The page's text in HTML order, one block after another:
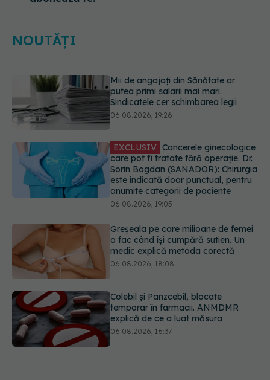
NOUTĂȚI
Mii de angajați din Sănătate ar
putea primi salarii mai mari.
Sindicatele cer schimbarea legii
06.08.2026, 19:26
EXCLUSIV
Cancerele ginecologice
care pot fi tratate fără operație. Dr.
Sorin Bogdan (SANADOR): Chirurgia
este indicată doar punctual, pentru
anumite categorii de paciente
06.08.2026, 19:05
Greșeala pe care milioane de femei
o fac când își cumpără sutien. Un
medic explică metoda corectă
06.08.2026, 18:08
Colebil și Panzcebil, blocate
temporar în farmacii. ANMDMR
explică de ce a luat măsura
06.08.2026, 16:37